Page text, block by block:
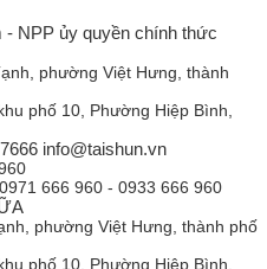
- NPP ủy quyền chính thức
phường Việt Hưng, thành
phố 10, Phường Hiệp Bình,
info@taishun.vn
666 960 - 0933 666 960
phường Việt Hưng, thành phố
phố 10, Phường Hiệp Bình,